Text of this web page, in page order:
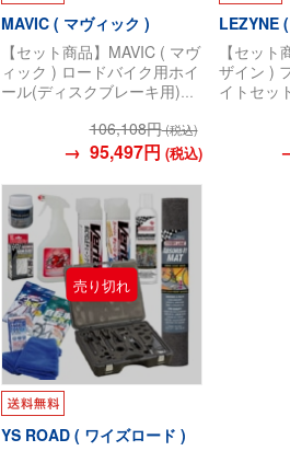
MAVIC ( マヴィック )
【セット商品】MAVIC ( マヴ
ィック ) ロードバイク用ホイ
ール(ディスクブレーキ用)
ディスク チューブレス タイ
ヤ / スプロケット 取り付け
106,108円(税込)
→ 95,497円 (税込)
LEZYNE
【セッ
ザイン )
イトセッ
DRIVE (
クト ア
YS ROAD ( ワイズロード )